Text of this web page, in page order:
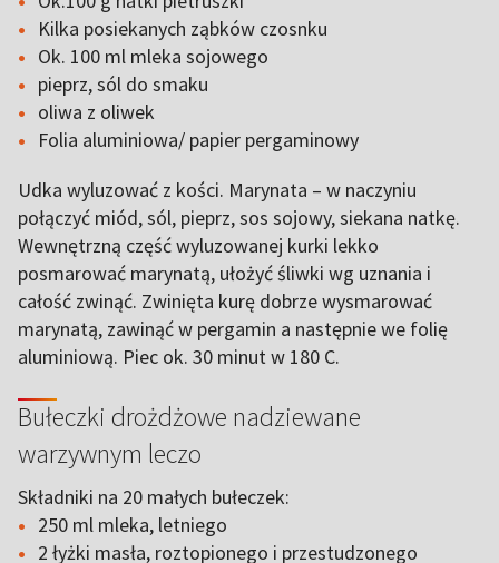
Kilka posiekanych ząbków czosnku
Ok. 100 ml mleka sojowego
pieprz, sól do smaku
oliwa z oliwek
Folia aluminiowa/ papier pergaminowy
Udka wyluzować z kości. Marynata – w naczyniu
połączyć miód, sól, pieprz, sos sojowy, siekana natkę.
Wewnętrzną część wyluzowanej kurki lekko
posmarować marynatą, ułożyć śliwki wg uznania i
całość zwinąć. Zwinięta kurę dobrze wysmarować
marynatą, zawinąć w pergamin a następnie we folię
aluminiową. Piec ok. 30 minut w 180 C.
Bułeczki drożdżowe nadziewane
warzywnym leczo
Składniki na 20 małych bułeczek:
250 ml mleka, letniego
2 łyżki masła, roztopionego i przestudzonego